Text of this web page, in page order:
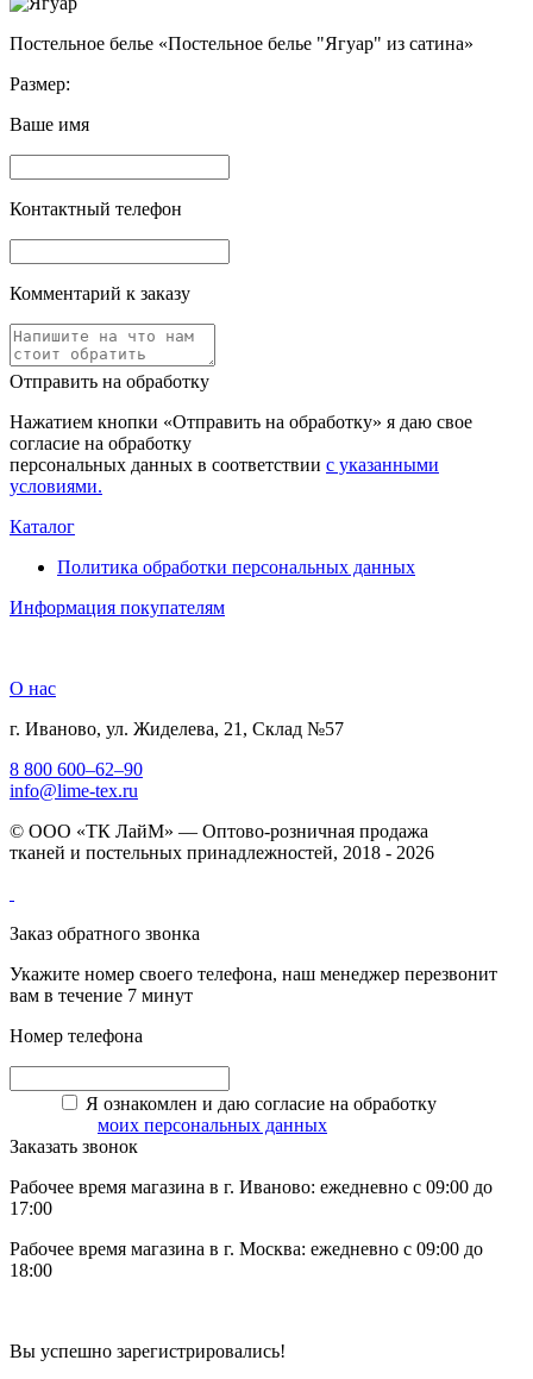
Постельное белье «Постельное белье "Ягуар" из сатина»
Размер:
Ваше имя
Контактный телефон
Комментарий к заказу
Отправить на обработку
Нажатием кнопки «Отправить на обработку» я даю свое
согласие на обработку
персональных данных в соответствии с указанными
условиями.
Каталог
Политика обработки персональных данных
Информация покупателям
О нас
г. Иваново, ул. Жиделева, 21, Склад №57
8 800 600–62–90
info@lime-tex.ru
© ООО «ТК ЛайМ» — Оптово-розничная продажа
тканей и постельных принадлежностей, 2018 - 2026
Заказ обратного звонка
Укажите номер своего телефона, наш менеджер перезвонит
вам в течение 7 минут
Номер телефона
Я ознакомлен и даю согласие на обработку
моих персональных данных
Заказать звонок
Рабочее время магазина в г. Иваново: ежедневно с 09:00 до
17:00
Рабочее время магазина в г. Москва: ежедневно с 09:00 до
18:00
Вы успешно зарегистрировались!